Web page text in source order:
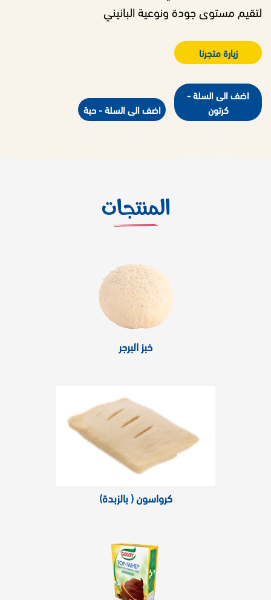
لتقيم مستوى جودة ونوعية البانيني
زيارة متجرنا
اضف الى السلة -
كرتون
اضف الى السلة - حبة
المنتجات
خبز البرجر
كرواسون ( بالزبدة)